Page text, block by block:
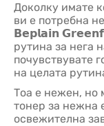
Доколку имате
ви е потребна
𝗕𝗲𝗽𝗹𝗮𝗶𝗻
рутина за нега
почувствувате
на целата
Тоа е нежен, но
тонер за нежна
освежителна